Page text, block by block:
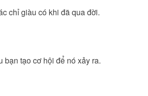
chỉ giàu có khi đã qua đời.
tạo cơ hội để nó xảy ra.